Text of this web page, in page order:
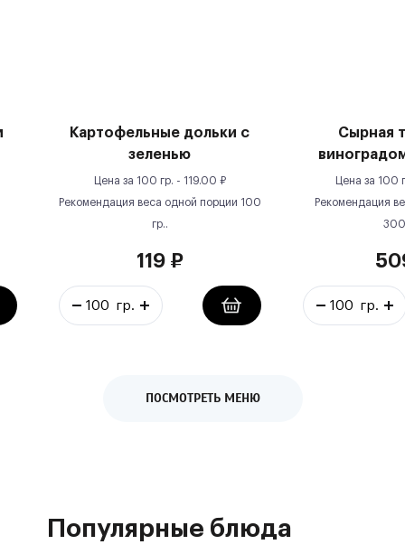
Картофельные дольки с
зеленью
Цена за 100 гр. - 119.00 ₽
Рекомендация веса одной порции 100
гр..
119₽
Сырная
Цена за 100
Рекомендация
300
ПОСМОТРЕТЬ МЕНЮ
Популярные блюда